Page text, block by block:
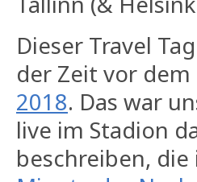
Dieser Travel
der Zeit vor
2018. Das war
live im Stadion
beschreiben,